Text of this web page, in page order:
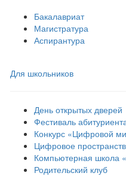
Бакалавриат
Магистратура
Аспирантура
Для школьников
День открытых дверей
Фестиваль
Конкурс «Цифровой
Цифровое
Компьютерная школа
Родительский клуб